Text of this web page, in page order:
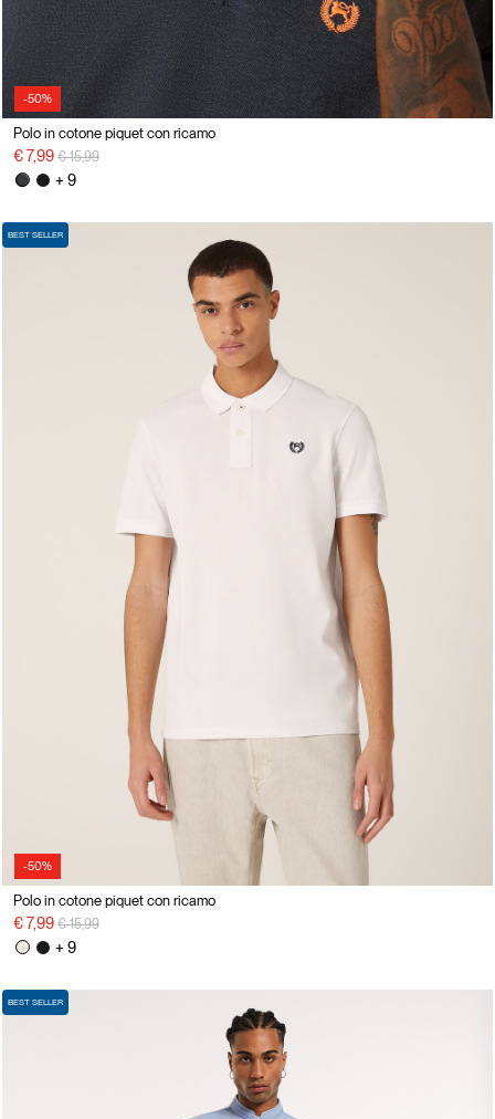
-50%
Polo in cotone piquet con ricamo
€ 7,99 Price reduced from
€ 15,99to
+ 9
-50%
BEST SELLER
Polo in cotone piquet con ricamo
€ 7,99 Price reduced from
€ 15,99to
+ 9
BEST SELLER